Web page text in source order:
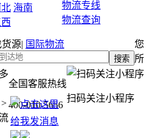
物流专线
物流查询
源| 国际物流
全国客服热线
400-010-5656
扫码关注小程序
海南
您
所
>